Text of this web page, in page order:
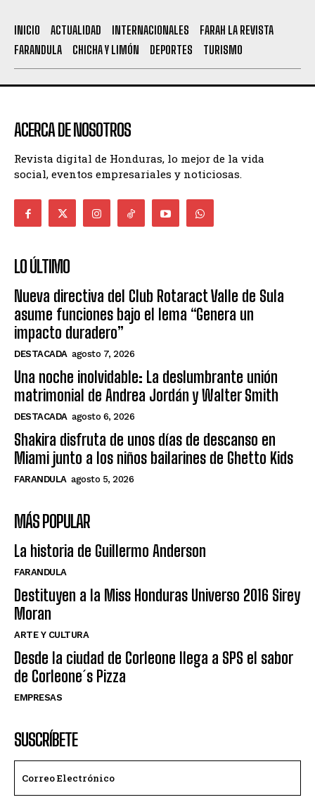
INICIO ACTUALIDAD INTERNACIONALES
FARAH LA REVISTA
FARANDULA
CHICHA Y LIMÓN DEPORTES TURISMO
ACERCA DE NOSOTROS
Revista digital de Honduras, lo mejor de la vida
social, eventos empresariales y noticiosas.
LO ÚLTIMO
Nueva directiva del Club Rotaract Valle de Sula
asume funciones bajo el lema “Genera un
impacto duradero”
DESTACADA agosto 7, 2026
Una noche inolvidable: La deslumbrante unión
matrimonial de Andrea Jordán y Walter Smith
DESTACADA agosto 6, 2026
Shakira disfruta de unos días de descanso en
Miami junto a los niños bailarines de Ghetto Kids
FARANDULA agosto 5, 2026
MÁS POPULAR
La historia de Guillermo Anderson
FARANDULA
Destituyen a la Miss Honduras Universo 2016 Sirey
Moran
ARTE Y CULTURA
Desde la ciudad de Corleone llega a SPS el sabor
de Corleone´s Pizza
EMPRESAS
SUSCRÍBETE